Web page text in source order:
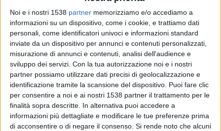
Noi e i nostri 1538 partner memorizziamo e/o accediamo a
informazioni su un dispositivo, come i cookie, e trattiamo dati
personali, come identificatori univoci e informazioni standard
inviate da un dispositivo per annunci e contenuti personalizzati,
misurazione di annunci e contenuti, analisi dell'audience e
sviluppo dei servizi. Con la tua autorizzazione noi e i nostri
partner possiamo utilizzare dati precisi di geolocalizzazione e
identificazione tramite la scansione del dispositivo. Puoi fare clic
per consentire a noi e ai nostri 1538 partner il trattamento per le
finalità sopra descritte. In alternativa puoi accedere a
informazioni più dettagliate e modificare le tue preferenze prima
di acconsentire o di negare il consenso. Si rende noto che alcuni
scrittura per il cinema e la televisione, ad adattarsi al
romanzo, e come a sua volta generi dei veri romanzi-
spettacolo.
Nei confronti della letteratura, a dire la verità, a
dispetto del suo essere analitica, la sceneggiatura
tende sempre a semplificare: lo si è visto bene sin dagli
albori della televisione (ma il discorso vale anche per il